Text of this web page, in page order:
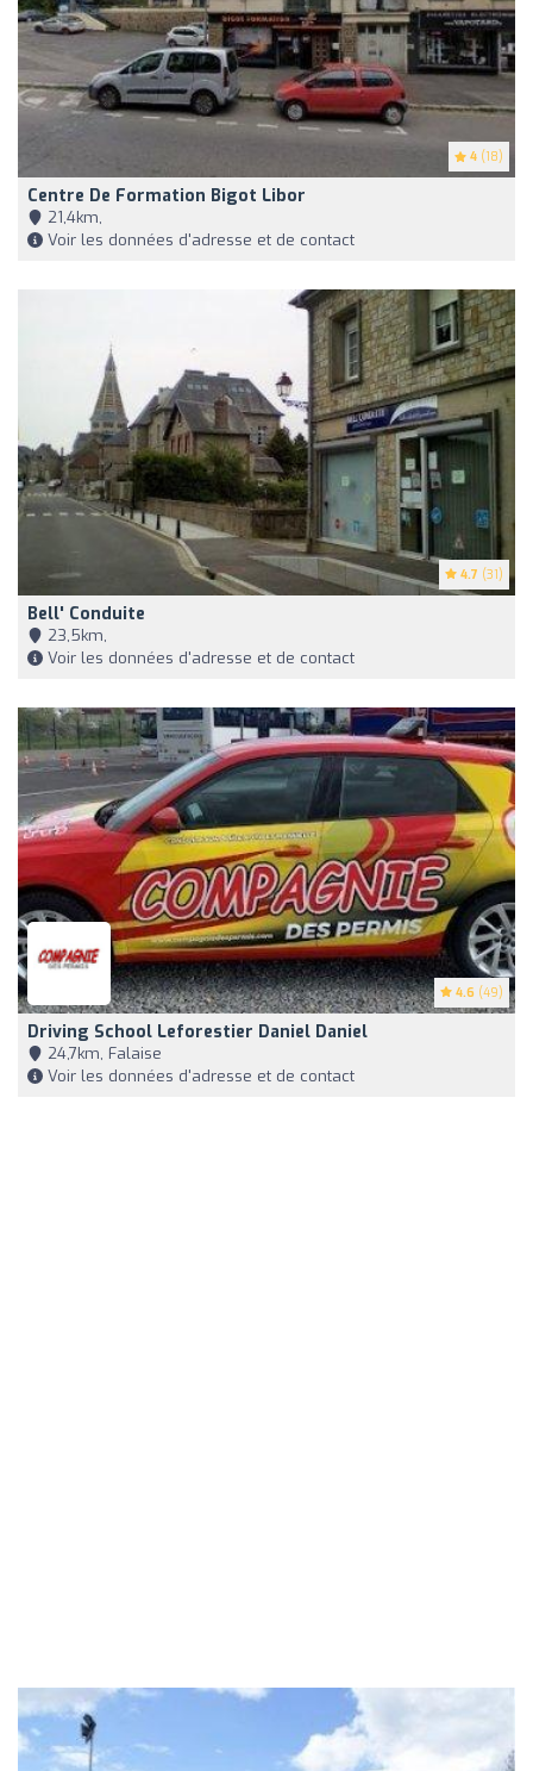
4 (18)
Centre De Formation Bigot Libor
21,4km,
Voir les données d'adresse et de contact
4.7 (31)
Bell' Conduite
23,5km,
Voir les données d'adresse et de contact
4.6 (49)
Driving School Leforestier Daniel Daniel
24,7km, Falaise
Voir les données d'adresse et de contact